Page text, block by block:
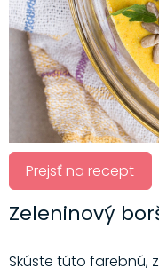
Prejsť na recept
Zeleninový
Skúste túto farebnú,